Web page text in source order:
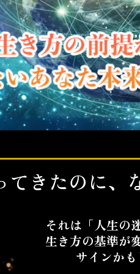
てきたのに、
それは「人生の
生き方の基準が
サインか